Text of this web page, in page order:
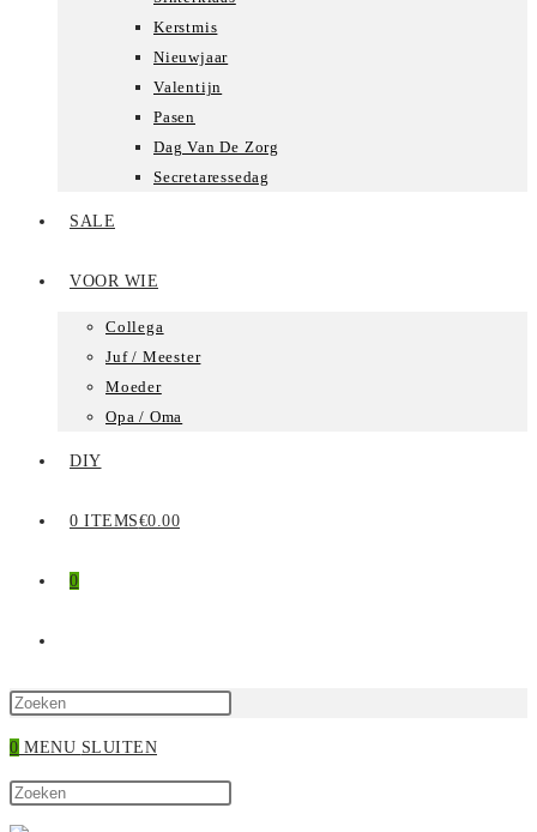
Kerstmis
Nieuwjaar
Valentijn
Pasen
Dag Van De Zorg
Secretaressedag
SALE
VOOR WIE
Collega
Juf / Meester
Moeder
Opa / Oma
DIY
0 ITEMS€0.00
0
ZOEKEN
0 MENU SLUITEN
Zoek
op